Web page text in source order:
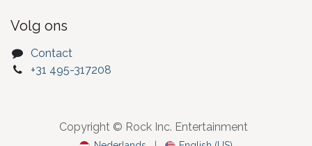
Volg ons
Contact
+31 495-317208
Copyright © Rock Inc. Entertainment